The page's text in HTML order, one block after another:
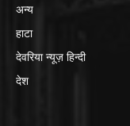
अन्य
हाटा
देवरिया न्यूज़ हिन्दी
देश